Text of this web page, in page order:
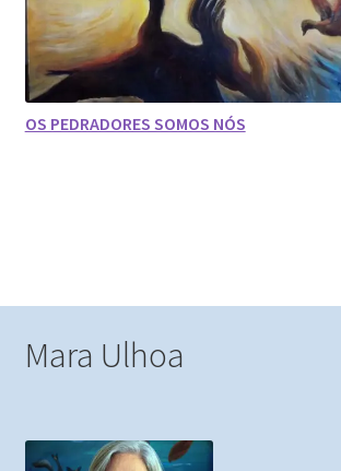
OS PEDRADORES SOMOS NÓS
Mara Ulhoa